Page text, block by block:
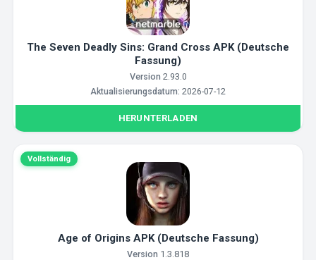
The Seven Deadly Sins: Grand Cross APK (Deutsche
Fassung)
Version 2.93.0
Aktualisierungsdatum: 2026-07-12
HERUNTERLADEN
Vollständig
Age of Origins APK (Deutsche Fassung)
Version 1.3.818